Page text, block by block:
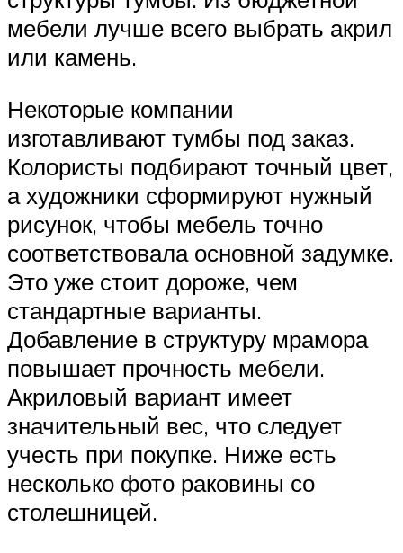
мебели лучше всего выбрать акрил
или камень.
Некоторые компании
изготавливают тумбы под заказ.
Колористы подбирают точный цвет,
а художники сформируют нужный
рисунок, чтобы мебель точно
соответствовала основной задумке.
Это уже стоит дороже, чем
стандартные варианты.
Добавление в структуру мрамора
повышает прочность мебели.
Акриловый вариант имеет
значительный вес, что следует
учесть при покупке. Ниже есть
несколько фото раковины со
столешницей.